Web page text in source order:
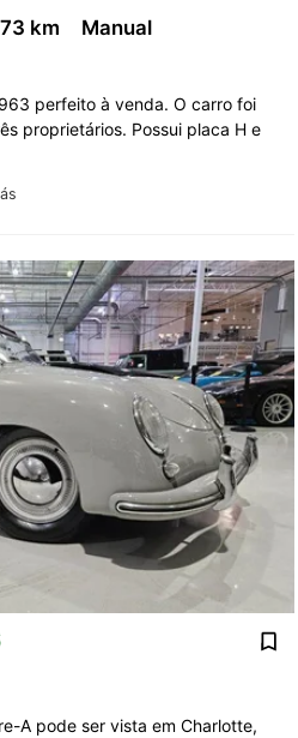
km
Manual
perfeito à venda. O carro foi
proprietários. Possui placa H e
A pode ser vista em Charlotte,